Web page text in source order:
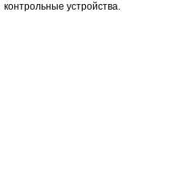
контрольные устройства.